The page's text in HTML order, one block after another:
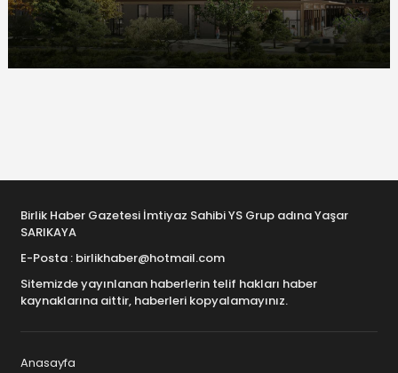
Birlik Haber Gazetesi İmtiyaz Sahibi YS Grup adına Yaşar
SARIKAYA
E-Posta : birlikhaber@hotmail.com
Sitemizde yayınlanan haberlerin telif hakları haber
kaynaklarına aittir, haberleri kopyalamayınız.
Anasayfa